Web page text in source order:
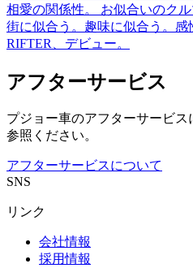
相愛の関係性。 お似合いのク
街に似合う。趣味に似合う。感
RIFTER、デビュー。
アフターサービス
プジョー車のアフターサービ
参照ください。
アフターサービスについて
SNS
リンク
会社情報
採用情報